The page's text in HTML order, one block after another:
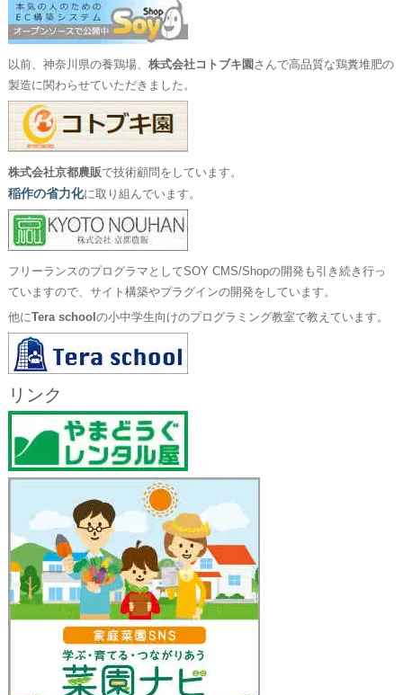
以前、神奈川県の養鶏場、 株式会社コトブキ園 さんで高品質な鶏糞堆肥の
製造に関わらせていただきました。
株式会社京都農販で技術顧問をしています。
稲作の省力化に取り組んでいます。
フリーランスのプログラマとしてSOY CMS/Shopの開発も引き続き行っ
ていますので、サイト構築やプラグインの開発をしています。
他にTera school の小中学生向けのプログラミング教室で教えています。
リンク